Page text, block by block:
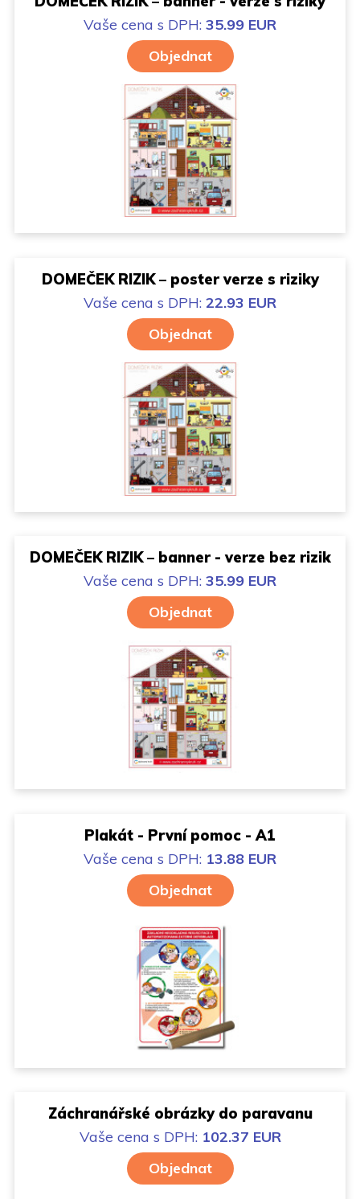
Vaše cena s DPH: 35.99 EUR
Objednat
DOMEČEK RIZIK – poster verze s riziky
Vaše cena s DPH: 22.93 EUR
Objednat
DOMEČEK RIZIK – banner - verze bez rizik
Vaše cena s DPH: 35.99 EUR
Objednat
Plakát - První pomoc - A1
Vaše cena s DPH: 13.88 EUR
Objednat
Záchranářské obrázky do paravanu
Vaše cena s DPH: 102.37 EUR
Objednat